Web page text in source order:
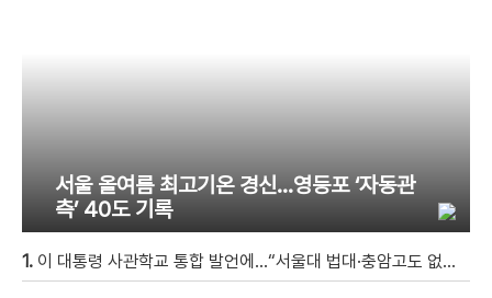
서울 올여름 최고기온 경신…영등포 ‘자동관
측’ 40도 기록
1. 이 대통령 사관학교 통합 발언에…“서울대 법대·충암고도 없애나”